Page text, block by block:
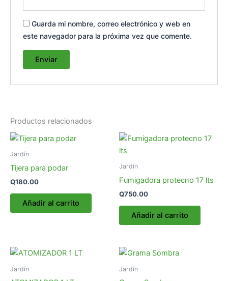
Guarda mi nombre, correo electrónico y web en
este navegador para la próxima vez que comente.
Productos relacionados
Jardín
Tijera para podar
Q180.00
Añadir al carrito
Jardín
Fumigadora protecno 17 lts
Q750.00
Añadir al carrito
Jardín Jardín